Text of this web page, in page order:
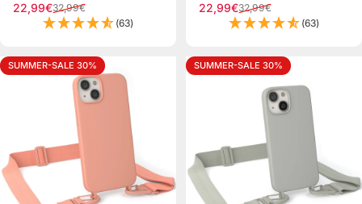
Sale price
22,99€
Regular price
32,99€
(63)
Sale price
22,99€
Regular price
32,99€
(63)
SUMMER-SALE 30% SUMMER-SALE 30%